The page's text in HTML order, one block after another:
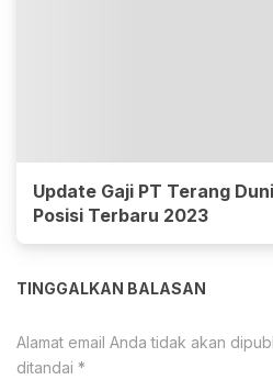
Update Gaji PT Terang
Posisi Terbaru 2023
TINGGALKAN BALASAN
Alamat email Anda tidak akan
ditandai *